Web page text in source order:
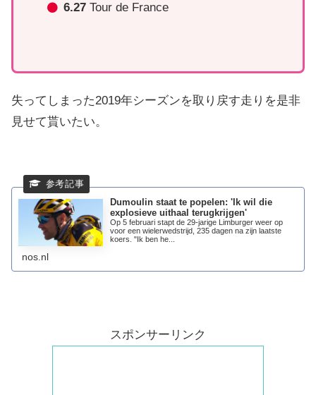
6.27 Tour de France
失ってしまった2019年シーズンを取り戻す走りを是非
見せて貰いたい。
Dumoulin staat te popelen: 'Ik wil die
explosieve uithaal terugkrijgen'
Op 5 februari stapt de 29-jarige Limburger weer op
voor een wielerwedstrijd, 235 dagen na zijn laatste
koers. "Ik ben he...
nos.nl
スポンサーリンク